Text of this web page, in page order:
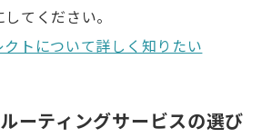
てください。
トについて詳しく知りたい
ーティングサービスの選び